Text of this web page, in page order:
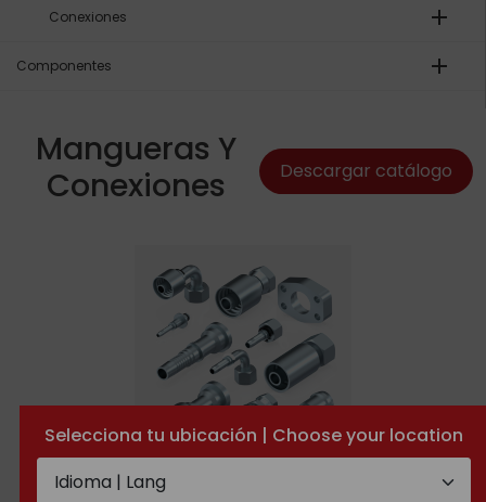
Selecciona tu ubicación | Choose your location
Conexiones add
Componentes add
Mangueras Y
Conexiones
Descargar catálogo